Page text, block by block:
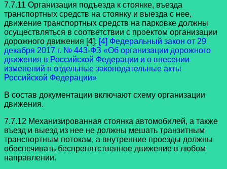
7.7.11 Организация подъезда к стоянке, въезда
транспортных средств на стоянку и выезда с нее,
движение транспортных средств на парковке должны
осуществляться в соответствии с проектом организации
дорожного движения [4]. [4] Федеральный закон от 29
декабря 2017 г. № 443-ФЗ «Об организации дорожного
движения в Российской Федерации и о внесении
изменений в отдельные законодательные акты
Российской Федерации»
В состав документации включают схему организации
движения.
7.7.12 Механизированная стоянка автомобилей, а также
въезд и выезд из нее не должны мешать транзитным
транспортным потокам, а внутренние проезды должны
обеспечивать беспрепятственное движение в любом
направлении.